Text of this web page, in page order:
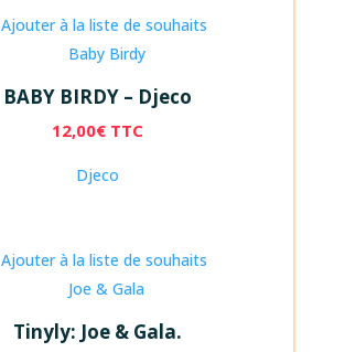
Ajouter à la liste de souhaits
BABY BIRDY – Djeco
12,00€ TTC
Djeco
Ajouter à la liste de souhaits
Tinyly: Joe & Gala.